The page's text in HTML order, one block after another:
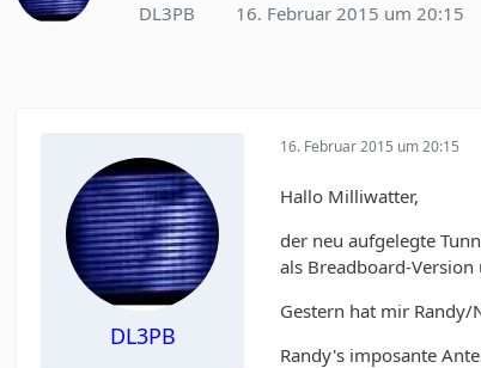
DL3PB 16. Februar 2015 um 20:15
DL3PB
16. Februar 2015 um 20:15
Hallo Milliwatter,
der neu aufgelegte
als Breadboard-
Gestern hat mir Randy/
Randy's imposante